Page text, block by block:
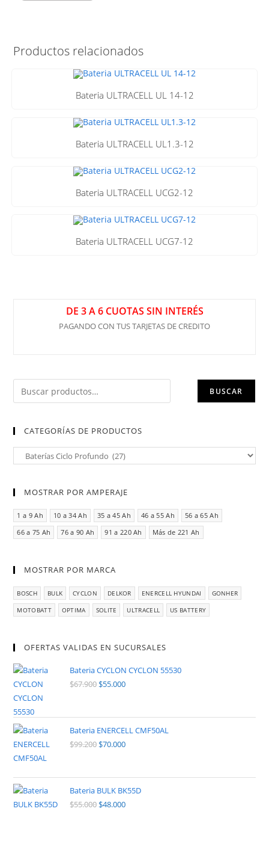
Productos relacionados
Bateria ULTRACELL UL 14-12
Bateria ULTRACELL UL1.3-12
Bateria ULTRACELL UCG2-12
Bateria ULTRACELL UCG7-12
DE 3 A 6 CUOTAS SIN INTERÉS
PAGANDO CON TUS TARJETAS DE CREDITO
BUSCAR
CATEGORÍAS DE PRODUCTOS
MOSTRAR POR AMPERAJE
1 a 9 Ah 10 a 34 Ah 35 a 45 Ah 46 a 55 Ah
56 a 65 Ah
66 a 75 Ah
76 a 90 Ah 91 a 220 Ah Más de 221 Ah
MOSTRAR POR MARCA
BOSCH BULK CYCLON DELKOR ENERCELL HYUNDAI
GONHER
MOTOBATT
OPTIMA SOLITE ULTRACELL US BATTERY
OFERTAS VALIDAS EN SUCURSALES
Bateria CYCLON CYCLON 55530
$67.900 $55.000
Bateria ENERCELL CMF50AL
$99.200 $70.000
Bateria BULK BK55D
$55.000 $48.000